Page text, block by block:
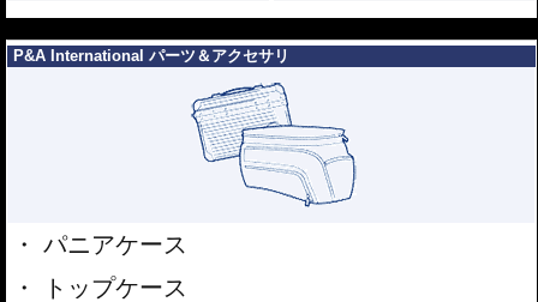
P&A International パーツ＆アクセサリ
パニアケース
トップケース